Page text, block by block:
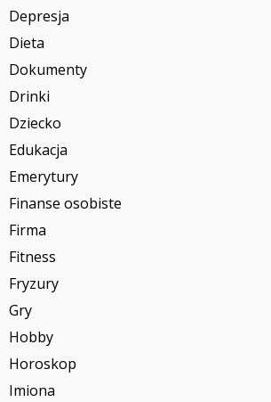
Depresja
Dieta
Dokumenty
Drinki
Dziecko
Edukacja
Emerytury
Finanse osobiste
Firma
Fitness
Fryzury
Gry
Hobby
Horoskop
Imiona